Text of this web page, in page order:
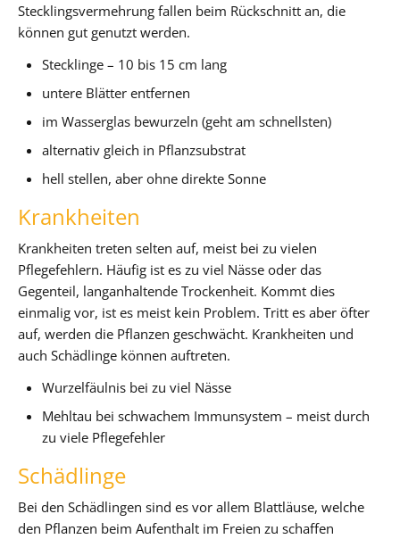
Stecklingsvermehrung fallen beim Rückschnitt an, die
können gut genutzt werden.
Stecklinge – 10 bis 15 cm lang
untere Blätter entfernen
im Wasserglas bewurzeln (geht am schnellsten)
alternativ gleich in Pflanzsubstrat
hell stellen, aber ohne direkte Sonne
Krankheiten
Krankheiten treten selten auf, meist bei zu vielen
Pflegefehlern. Häufig ist es zu viel Nässe oder das
Gegenteil, langanhaltende Trockenheit. Kommt dies
einmalig vor, ist es meist kein Problem. Tritt es aber öfter
auf, werden die Pflanzen geschwächt. Krankheiten und
auch Schädlinge können auftreten.
Wurzelfäulnis bei zu viel Nässe
Mehltau bei schwachem Immunsystem – meist durch
zu viele Pflegefehler
Schädlinge
Bei den Schädlingen sind es vor allem Blattläuse, welche
den Pflanzen beim Aufenthalt im Freien zu schaffen